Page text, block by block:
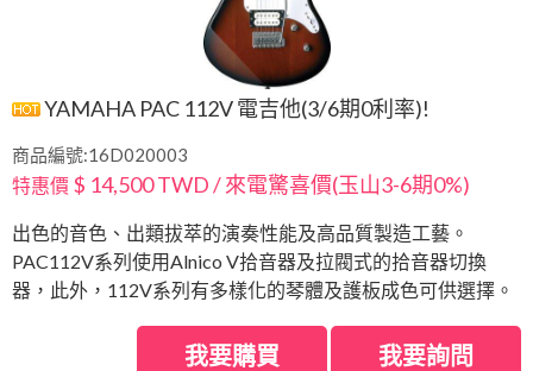
YAMAHA PAC 112V 電吉他(3/6期0利率)!
商品編號:16D020003
特惠價 $ 14,500 TWD / 來電驚喜價(玉山3-6期0%)
出色的音色、出類拔萃的演奏性能及高品質製造工藝。
PAC112V系列使用Alnico V拾音器及拉閥式的拾音器切換
器，此外，112V系列有多樣化的琴體及護板成色可供選擇。
我要購買 我要詢問